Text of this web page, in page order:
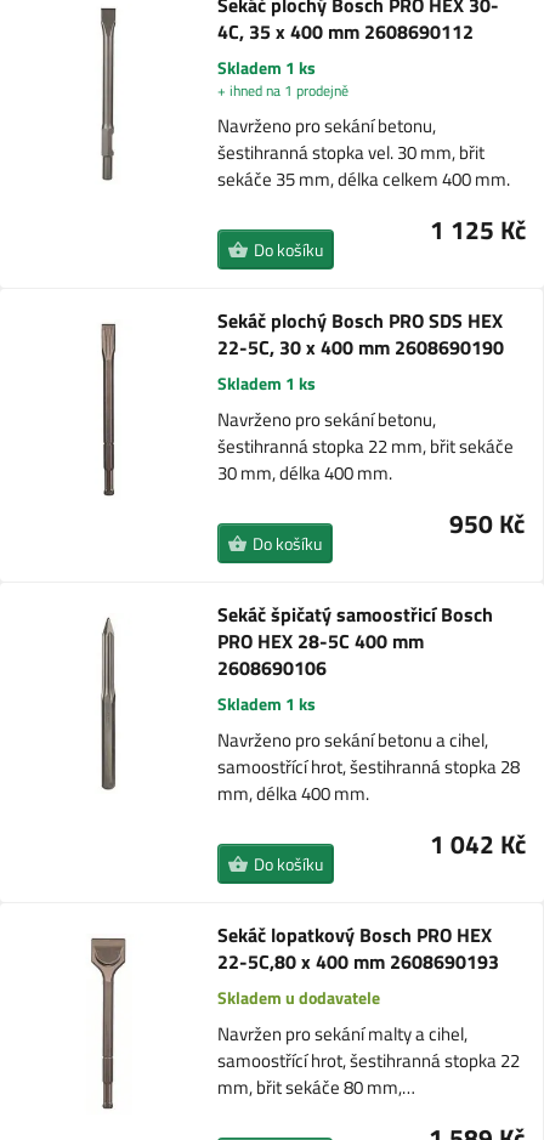
4C, 35 x 400 mm 2608690112
Skladem 1 ks
+ ihned na 1 prodejně
Navrženo pro sekání betonu,
šestihranná stopka vel. 30 mm, břit
sekáče 35 mm, délka celkem 400 mm.
1 125 Kč
Do košíku
Sekáč plochý Bosch PRO SDS HEX
22-5C, 30 x 400 mm 2608690190
Skladem 1 ks
Navrženo pro sekání betonu,
šestihranná stopka 22 mm, břit sekáče
30 mm, délka 400 mm.
950 Kč
Do košíku
Sekáč špičatý samoostřicí Bosch
PRO HEX 28-5C 400 mm
2608690106
Skladem 1 ks
Navrženo pro sekání betonu a cihel,
samoostřící hrot, šestihranná stopka 28
mm, délka 400 mm.
1 042 Kč
Do košíku
Sekáč lopatkový Bosch PRO HEX
22-5C,80 x 400 mm 2608690193
Skladem u dodavatele
Navržen pro sekání malty a cihel,
samoostřící hrot, šestihranná stopka 22
mm, břit sekáče 80 mm,…